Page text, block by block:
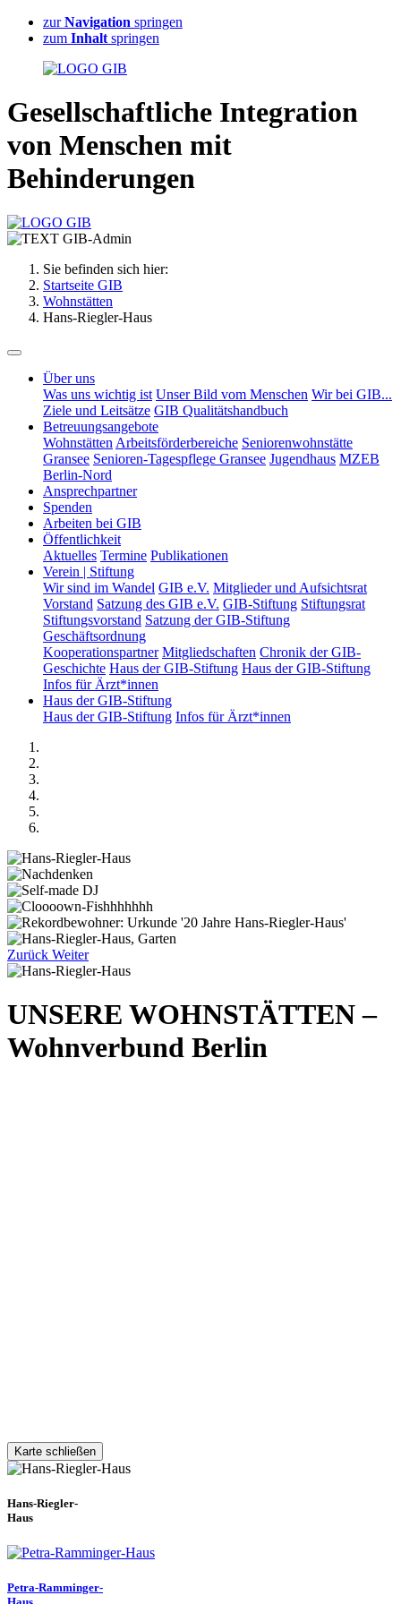
zurNavigation springen
zum Inhalt springen
Gesellschaftliche Integration
von Menschen mit
Behinderungen
Sie befinden sich hier:
Startseite GIB
Wohnstätten
Hans-Riegler-Haus
Über uns
Was uns wichtig ist Unser Bild vom Menschen Wir bei GIB...
Ziele und Leitsätze GIB Qualitätshandbuch
Betreuungsangebote
Wohnstätten Arbeitsförderbereiche Seniorenwohnstätte
Gransee Senioren-Tagespflege Gransee Jugendhaus MZEB
Berlin-Nord
Ansprechpartner
Spenden
Arbeiten bei GIB
Öffentlichkeit
Aktuelles Termine Publikationen
Verein | Stiftung
Wir sind im Wandel GIB e.V. Mitglieder und Aufsichtsrat
Vorstand Satzung des GIB e.V. GIB-Stiftung Stiftungsrat
Stiftungsvorstand Satzung der GIB-Stiftung
Geschäftsordnung
Kooperationspartner Mitgliedschaften Chronik der GIB-
Geschichte Haus der GIB-Stiftung Haus der GIB-Stiftung
Infos für Ärzt*innen
Haus der GIB-Stiftung
Haus der GIB-Stiftung Infos für Ärzt*innen
Zurück Weiter
UNSERE WOHNSTÄTTEN –
Wohnverbund Berlin
Karte schließen
Hans-Riegler-
Haus
Petra-Ramminger-